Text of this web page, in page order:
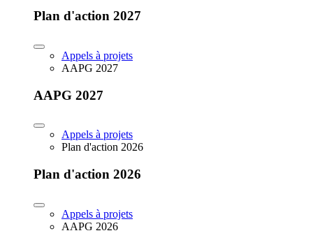
Plan d'action 2027
Appels à projets
AAPG 2027
AAPG 2027
Appels à projets
Plan d'action 2026
Plan d'action 2026
Appels à projets
AAPG 2026